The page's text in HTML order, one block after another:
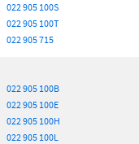
022 905 100S
022 905 100T
022 905 715
022 905 100B
022 905 100E
022 905 100H
022 905 100L